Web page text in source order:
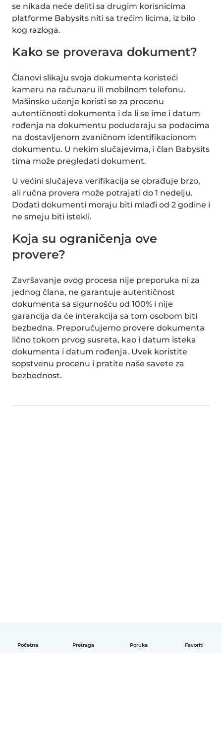
Početna Pretraga Poruke Favoriti
se nikada neće deliti sa drugim korisnicima
platforme Babysits niti sa trećim licima, iz bilo
kog razloga.
Kako se proverava dokument?
Članovi slikaju svoja dokumenta koristeći
kameru na računaru ili mobilnom telefonu.
Mašinsko učenje koristi se za procenu
autentičnosti dokumenta i da li se ime i datum
rođenja na dokumentu podudaraju sa podacima
na dostavljenom zvaničnom identifikacionom
dokumentu. U nekim slučajevima, i član Babysits
tima može pregledati dokument.
U većini slučajeva verifikacija se obrađuje brzo,
ali ručna provera može potrajati do 1 nedelju.
Dodati dokumenti moraju biti mlađi od 2 godine i
ne smeju biti istekli.
Koja su ograničenja ove
provere?
Završavanje ovog procesa nije preporuka ni za
jednog člana, ne garantuje autentičnost
dokumenta sa sigurnošću od 100% i nije
garancija da će interakcija sa tom osobom biti
bezbedna. Preporučujemo provere dokumenta
lično tokom prvog susreta, kao i datum isteka
dokumenta i datum rođenja. Uvek koristite
sopstvenu procenu i pratite naše savete za
bezbednost.